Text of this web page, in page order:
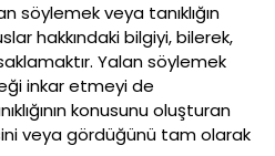
söylemek veya tanıklığın
hakkındaki bilgiyi, bilerek,
Yalan söylemek
inkar etmeyi de
konusunu oluşturan
veya gördüğünü tam olarak